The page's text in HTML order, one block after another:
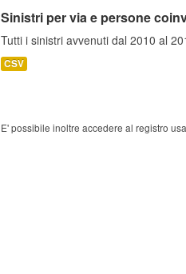
Sinistri per via e persone
Tutti i sinistri avvenuti dal 2010 al
CSV
E' possibile inoltre accedere al registro